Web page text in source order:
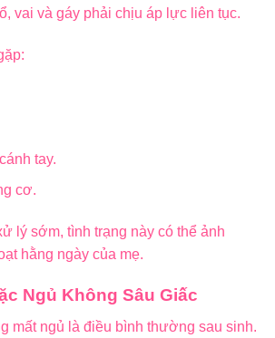
vai và gáy phải chịu áp lực liên tục.
tay.
cơ.
lý sớm, tình trạng này có thể ảnh
hằng ngày của mẹ.
Ngủ Không Sâu Giấc
mất ngủ là điều bình thường sau sinh.